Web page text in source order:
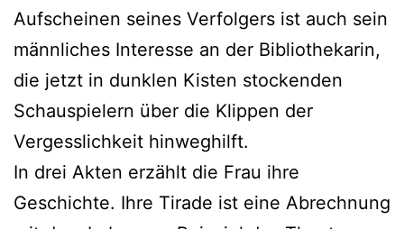
Aufscheinen seines Verfolgers ist auch sein
männliches Interesse an der Bibliothekarin,
die jetzt in dunklen Kisten stockenden
Schauspielern über die Klippen der
Vergesslichkeit hinweghilft.
In drei Akten erzählt die Frau ihre
Geschichte. Ihre Tirade ist eine Abrechnung